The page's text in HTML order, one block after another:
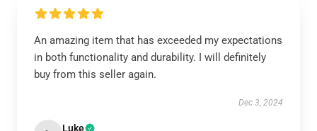
An amazing item that has exceeded my expectations
in both functionality and durability. I will definitely
buy from this seller again.
Dec 3, 2024
Luke